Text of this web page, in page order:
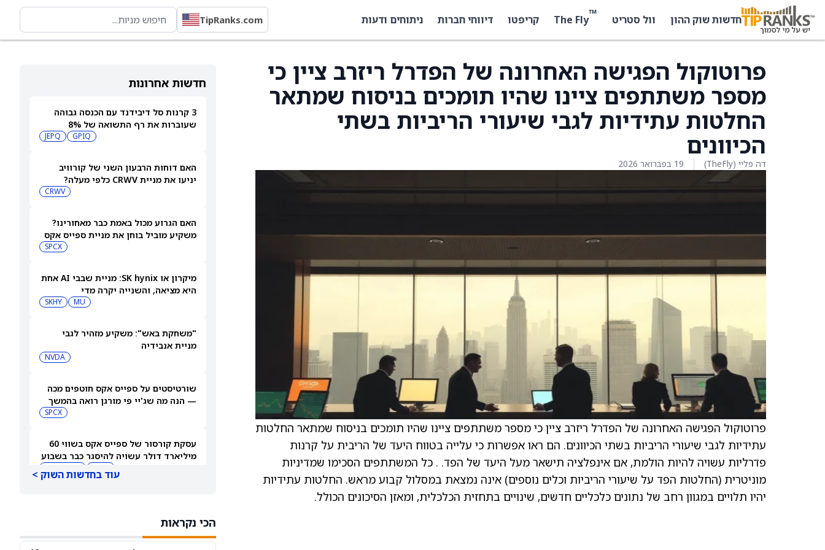
חדשות שוק ההון וול סטריט ™
The Fly קריפטו דיווחי חברות ניתוחים ודעות TipRanks.com
חדשות אחרונות
3 קרנות סל דיבידנד עם הכנסה גבוהה
שעוברות את רף התשואה של 8%
GPIQ
JEPQ
האם דוחות הרבעון השני של קורוויב
יניעו את מניית CRWV כלפי מעלה?
CRWV
האם הגרוע מכול באמת כבר מאחורינו?
משקיע מוביל בוחן את מניית ספייס אקס
SPCX
מיקרון או SK hynix: מניית שבבי AI אחת
היא מציאה, והשנייה יקרה מדי
MU
SKHY
"משחקת באש": משקיע מזהיר לגבי
מניית אנבידיה
NVDA
שורטיסטים על ספייס אקס חוטפים מכה
— הנה מה שג'יי פי מורגן רואה בהמשך
SPCX
עסקת קורסור של ספייס אקס בשווי 60
מיליארד דולר עשויה להיסגר כבר בשבוע
לטסלה
עוד בחדשות השוק >
הכי נקראות
פרוטוקול הפגישה האחרונה של הפדרל ריזרב ציין כי
מספר משתתפים ציינו שהיו תומכים בניסוח שמתאר
החלטות עתידיות לגבי שיעורי הריביות בשתי
הכיוונים
דה פליי (TheFly) 19 בפברואר 2026
פרוטוקול הפגישה האחרונה של הפדרל ריזרב ציין כי מספר משתתפים ציינו שהיו תומכים בניסוח שמתאר החלטות
עתידיות לגבי שיעורי הריביות בשתי הכיוונים. הם ראו אפשרות כי עלייה בטווח היעד של הריבית על קרנות
פדרליות עשויה להיות הולמת, אם אינפלציה תישאר מעל היעד של הפד. . כל המשתתפים הסכימו שמדיניות
מוניטרית (החלטות הפד על שיעורי הריביות וכלים נוספים) אינה נמצאת במסלול קבוע מראש. החלטות עתידיות
יהיו תלויים במגוון רחב של נתונים כלכליים חדשים, שינויים בתחזית הכלכלית, ומאזן הסיכונים הכולל.